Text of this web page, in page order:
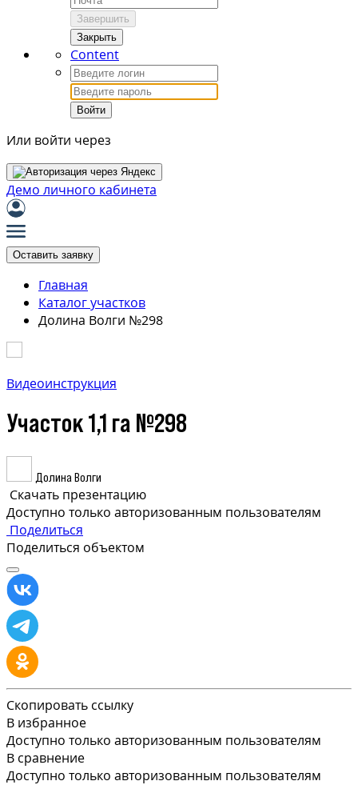
Завершить
Закрыть
Content
Войти
Или войти через
Демо личного кабинета
Оставить заявку
Главная
Каталог участков
Долина Волги №298
Видеоинструкция
Участок 1,1 га №298
Долина Волги
Скачать презентацию
Доступно только авторизованным пользователям
Поделиться
Поделиться объектом
Скопировать ссылку
В избранное
Доступно только авторизованным пользователям
В сравнение
Доступно только авторизованным пользователям